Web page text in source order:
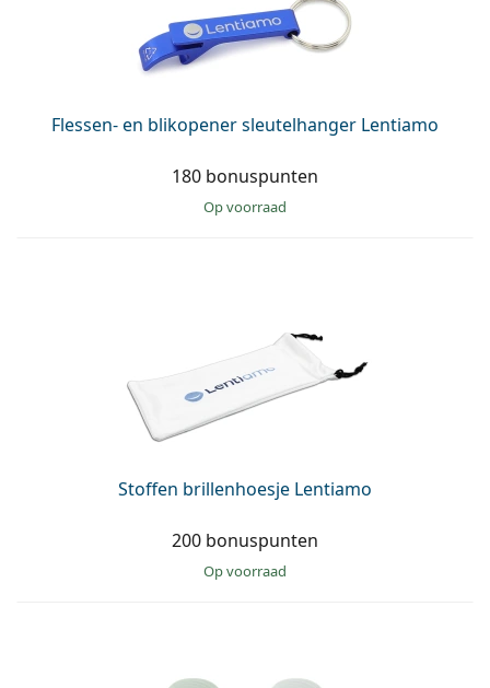
Flessen- en blikopener sleutelhanger Lentiamo
180 bonuspunten
op voorraad
Stoffen brillenhoesje Lentiamo
200 bonuspunten
op voorraad